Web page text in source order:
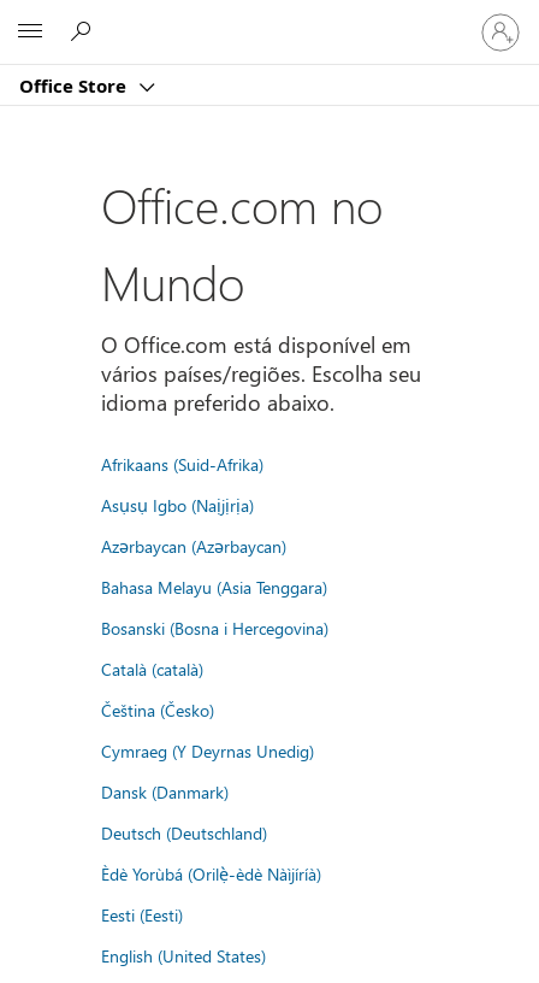
Office Store
Entre
em
sua
Office.com no
Mundo
O Office.com está disponível em
vários países/regiões. Escolha seu
idioma preferido abaixo.
Afrikaans (Suid-Afrika)
Asụsụ Igbo (Naịjịrịa)
Azərbaycan (Azərbaycan)
Bahasa Melayu (Asia Tenggara)
Bosanski (Bosna i Hercegovina)
Català (català)
Čeština (Česko)
Cymraeg (Y Deyrnas Unedig)
Dansk (Danmark)
Deutsch (Deutschland)
Èdè Yorùbá (Orilẹ̀-èdè Nàìjíríà)
Eesti (Eesti)
English (United States)